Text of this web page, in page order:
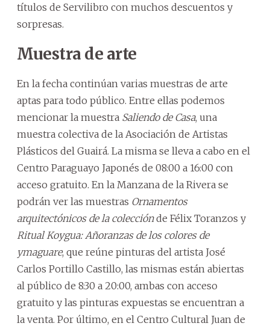
títulos de Servilibro con muchos descuentos y
sorpresas.
Muestra de arte
En la fecha continúan varias muestras de arte
aptas para todo público. Entre ellas podemos
mencionar la muestra Saliendo de Casa, una
muestra colectiva de la Asociación de Artistas
Plásticos del Guairá. La misma se lleva a cabo en el
Centro Paraguayo Japonés de 08:00 a 16:00 con
acceso gratuito. En la Manzana de la Rivera se
podrán ver las muestras Ornamentos
arquitectónicos de la colecciónde Félix Toranzos y
Ritual Koygua: Añoranzas de los colores de
ymaguare, que reúne pinturas del artista José
Carlos Portillo Castillo, las mismas están abiertas
al público de 8:30 a 20:00, ambas con acceso
gratuito y las pinturas expuestas se encuentran a
la venta. Por último, en el Centro Cultural Juan de